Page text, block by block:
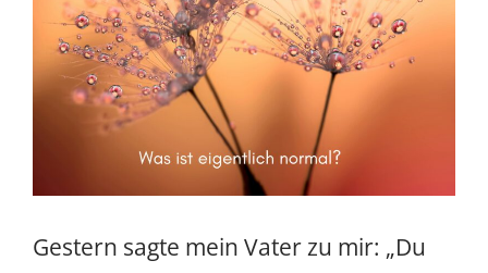
Gestern sagte mein Vater zu mir: „Du